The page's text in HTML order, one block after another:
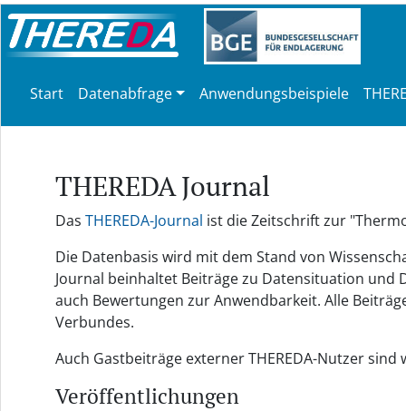
Start Datenabfrage Anwendungsbeispiele
THEREDA Journal
Das THEREDA-Journal ist die Zeitschrift zur
Die Datenbasis wird mit dem Stand von
Journal beinhaltet Beiträge zu Datensituation und
auch Bewertungen zur Anwendbarkeit. Alle
Verbundes.
Auch Gastbeiträge externer THEREDA-Nutzer sind
Veröffentlichungen